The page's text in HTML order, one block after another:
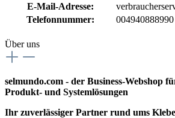
E-Mail-Adresse:
Telefonnummer:
004940888990
Über uns
selmundo.com - der Business-Webshop
Produkt- und Systemlösungen
Ihr zuverlässiger Partner rund ums